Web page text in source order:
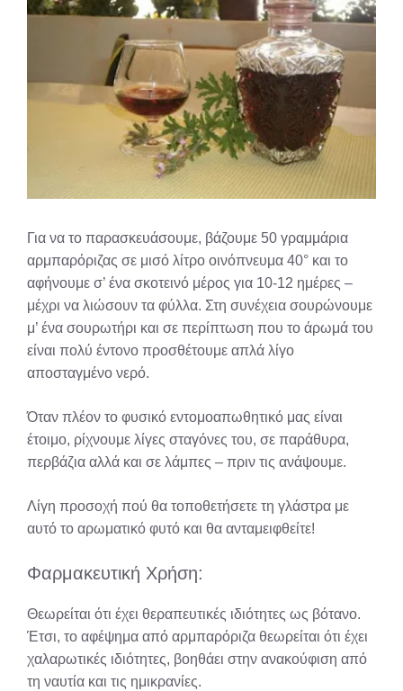
Για να το παρασκευάσουμε, βάζουμε 50 γραμμάρια
αρμπαρόριζας σε μισό λίτρο οινόπνευμα 40° και το
αφήνουμε σ’ ένα σκοτεινό μέρος για 10-12 ημέρες –
μέχρι να λιώσουν τα φύλλα. Στη συνέχεια σουρώνουμε
μ’ ένα σουρωτήρι και σε περίπτωση που το άρωμά του
είναι πολύ έντονο προσθέτουμε απλά λίγο
αποσταγμένο νερό.
Όταν πλέον το φυσικό εντομοαπωθητικό μας είναι
έτοιμο, ρίχνουμε λίγες σταγόνες του, σε παράθυρα,
περβάζια αλλά και σε λάμπες – πριν τις ανάψουμε.
Λίγη προσοχή πού θα τοποθετήσετε τη γλάστρα με
αυτό το αρωματικό φυτό και θα ανταμειφθείτε!
Φαρμακευτική Χρήση:
Θεωρείται ότι έχει θεραπευτικές ιδιότητες ως βότανο.
Έτσι, το αφέψημα από αρμπαρόριζα θεωρείται ότι έχει
χαλαρωτικές ιδιότητες, βοηθάει στην ανακούφιση από
τη ναυτία και τις ημικρανίες.